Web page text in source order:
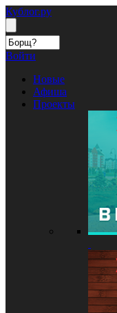
Кублог.ру
Войти
Новые
Афиша
Проекты